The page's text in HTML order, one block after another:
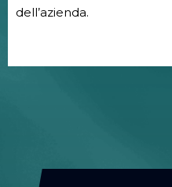
dell’azienda.